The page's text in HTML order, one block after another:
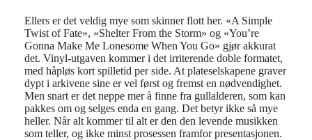
Ellers er det veldig mye som skinner flott her. «A Simple
Twist of Fate», «Shelter From the Storm» og «You’re
Gonna Make Me Lonesome When You Go» gjør akkurat
det. Vinyl-utgaven kommer i det irriterende doble formatet,
med håpløs kort spilletid per side. At plateselskapene graver
dypt i arkivene sine er vel først og fremst en nødvendighet.
Men snart er det neppe mer å finne fra gullalderen, som kan
pakkes om og selges enda en gang. Det betyr ikke så mye
heller. Når alt kommer til alt er den den levende musikken
som teller, og ikke minst prosessen framfor presentasjonen.